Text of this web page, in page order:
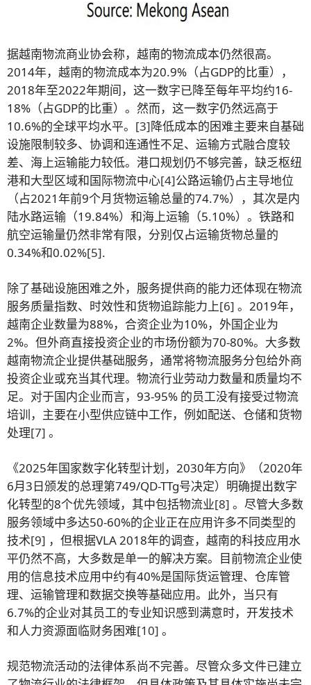
据越南物流商业协会称，越南的物流成本仍然很高。
2014年，越南的物流成本为20.9%（占GDP的比重），
2018年至2022年期间，这一数字已降至每年平均约16-
18%（占GDP的比重）。然而，这一数字仍然远高于
10.6%的全球平均水平。 [3]降低成本的困难主要来自基础
设施限制较多、协调和连通性不足、运输方式融合度较
差、海上运输能力较低。港口规划仍不够完善，缺乏枢纽
港和大型区域和国际物流中心[4]公路运输仍占主导地位
（占2021年前9个月货物运输总量的74.7%），其次是内
陆水路运输（19.84%）和海上运输（5.10%）。铁路和
航空运输量仍然非常有限，分别仅占运输货物总量的
0.34%和0.02%[5].
除了基础设施困难之外，服务提供商的能力还体现在物流
服务质量指数、时效性和货物追踪能力上[6] 。2019年，
越南企业数量为88%，合资企业为10%，外国企业为
2%。但外商直接投资企业的市场份额为70-80%。大多数
越南物流企业提供基础服务，通常将物流服务分包给外商
投资企业或充当其代理。物流行业劳动力数量和质量均不
足。对于国内企业而言，93-95% 的员工没有接受过物流
培训，主要在小型供应链中工作，例如配送、仓储和货物
处理[7] 。
《2025年国家数字化转型计划，2030年方向》（2020年
6月3日颁发的总理第749/QD-TTg号决定）明确提出数字
化转型的8个优先领域，其中包括物流业[8] 。尽管大多数
服务领域中多达50-60%的企业正在应用许多不同类型的
技术[9] ，但根据VLA 2018年的调查，越南的科技应用水
平仍然不高，大多数是单一的解决方案。目前物流企业使
用的信息技术应用中约有40%是国际货运管理、仓库管
理、运输管理和数据交换等基础应用。此外，当只有
6.7%的企业对其员工的专业知识感到满意时，开发技术
和人力资源面临财务困难[10] 。
规范物流活动的法律体系尚不完善。尽管众多文件已建立